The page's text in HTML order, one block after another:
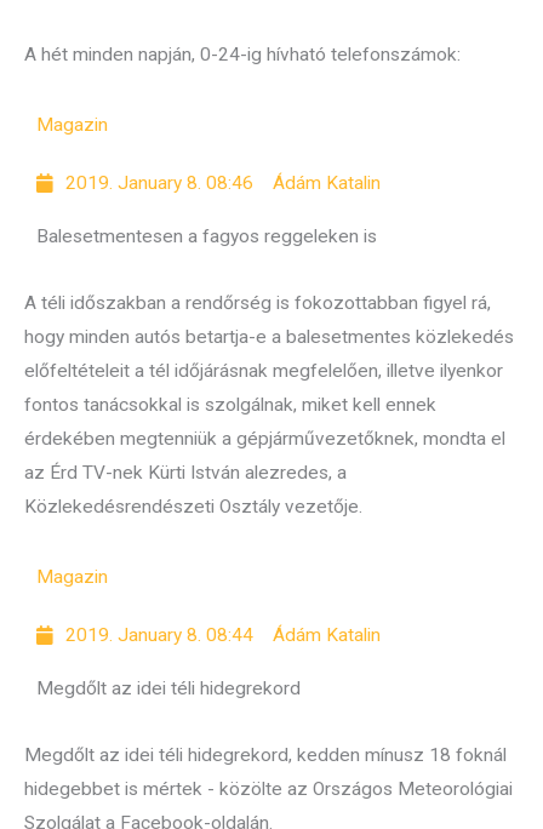
A hét minden napján, 0-24-ig hívható telefonszámok:
Magazin
2019. January 8. 08:46 Ádám Katalin
Balesetmentesen a fagyos reggeleken is
A téli időszakban a rendőrség is fokozottabban figyel rá,
hogy minden autós betartja-e a balesetmentes közlekedés
előfeltételeit a tél időjárásnak megfelelően, illetve ilyenkor
fontos tanácsokkal is szolgálnak, miket kell ennek
érdekében megtenniük a gépjárművezetőknek, mondta el
az Érd TV-nek Kürti István alezredes, a
Közlekedésrendészeti Osztály vezetője.
Magazin
2019. January 8. 08:44 Ádám Katalin
Megdőlt az idei téli hidegrekord
Megdőlt az idei téli hidegrekord, kedden mínusz 18 foknál
hidegebbet is mértek - közölte az Országos Meteorológiai
Szolgálat a Facebook-oldalán.